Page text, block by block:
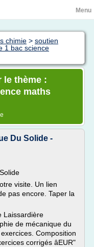
Menu
chimie > soutien
1 bac science
le thème :
maths
Du Solide -
visite. Un lien
pas encore. Taper la
Laissardière
de mécanique du
Composition
corrigés âEUR"